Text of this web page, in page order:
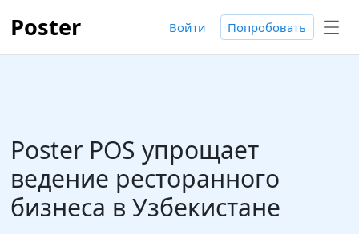
Poster Войти Попробовать
Poster POS упрощает
ведение ресторанного
бизнеса в Узбекистане